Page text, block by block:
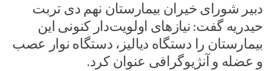
دبیر شورای خیران بیمارستان نهم دی تربت
حیدریه گفت: نیازهای اولویت‌دار کنونی این
بیمارستان را دستگاه دیالیز، دستگاه نوار عصب
و عضله و آنژیوگرافی عنوان کرد.